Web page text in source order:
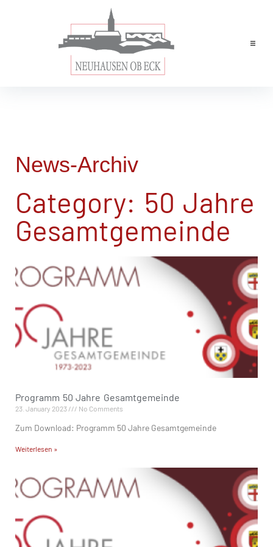
Rathaus
Wirtschaft
News-Archiv
Category: 50 Jahre
Gesamtgemeinde
Programm 50 Jahre Gesamtgemeinde
23. January 2023 No Comments
Zum Download: Programm 50 Jahre Gesamtgemeinde
Weiterlesen »